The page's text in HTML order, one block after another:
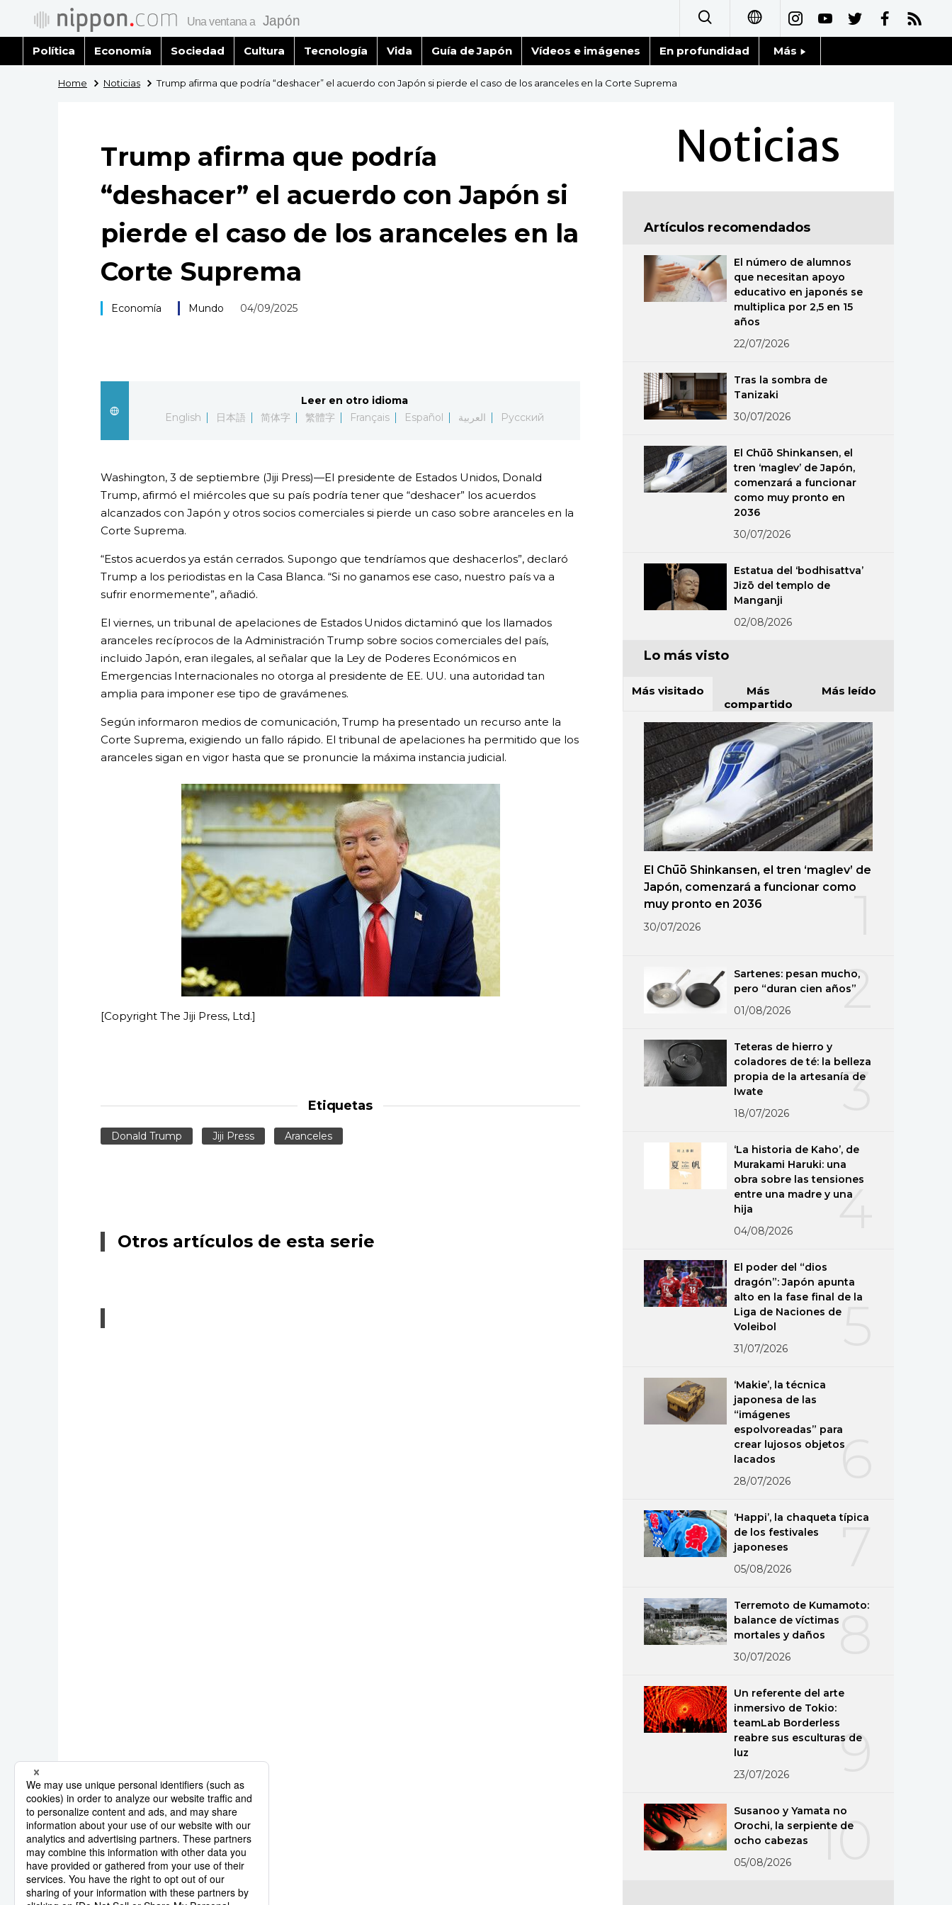
日本語
简体字
繁體字
العربية
Русский
Política Economía Sociedad Cultura Tecnología Vida Guía de Japón Vídeos e imágenes En profundidad Más
Fragmentos de Japón
Gente
Blog
Tokio
Avisos
Home Noticias Trump afirma que podría “deshacer” el acuerdo con Japón si pierde el caso de los aranceles en la Corte Suprema
Trump afirma que podría
“deshacer” el acuerdo con Japón si
pierde el caso de los aranceles en la
Corte Suprema
Economía Mundo 04/09/2025
Leer en otro idioma
English
日本語 简体字 繁體字 Français Español العربية Русский
Washington, 3 de septiembre (Jiji Press)—El presidente de Estados Unidos, Donald
Trump, afirmó el miércoles que su país podría tener que “deshacer” los acuerdos
alcanzados con Japón y otros socios comerciales si pierde un caso sobre aranceles en la
Corte Suprema.
“Estos acuerdos ya están cerrados. Supongo que tendríamos que deshacerlos”, declaró
Trump a los periodistas en la Casa Blanca. “Si no ganamos ese caso, nuestro país va a
sufrir enormemente”, añadió.
El viernes, un tribunal de apelaciones de Estados Unidos dictaminó que los llamados
aranceles recíprocos de la Administración Trump sobre socios comerciales del país,
incluido Japón, eran ilegales, al señalar que la Ley de Poderes Económicos en
Emergencias Internacionales no otorga al presidente de EE. UU. una autoridad tan
amplia para imponer ese tipo de gravámenes.
Según informaron medios de comunicación, Trump ha presentado un recurso ante la
Corte Suprema, exigiendo un fallo rápido. El tribunal de apelaciones ha permitido que los
aranceles sigan en vigor hasta que se pronuncie la máxima instancia judicial.
[Copyright The Jiji Press, Ltd.]
Etiquetas
Donald Trump Jiji Press Aranceles
Otros artículos de esta serie
Noticias
Artículos recomendados
El número de alumnos
que necesitan apoyo
educativo en japonés se
multiplica por 2,5 en 15
años
22/07/2026
Tras la sombra de
Tanizaki
30/07/2026
El Chūō Shinkansen, el
tren ‘maglev’ de Japón,
comenzará a funcionar
como muy pronto en
2036
30/07/2026
Estatua del ‘bodhisattva’
Jizō del templo de
Manganji
02/08/2026
Lo más visto
Más visitado
Más
compartido
Más leído
El Chūō Shinkansen, el tren ‘maglev’ de
Japón, comenzará a funcionar como
muy pronto en 2036
30/07/2026
2
Sartenes: pesan mucho,
pero “duran cien años”
01/08/2026
3
Teteras de hierro y
coladores de té: la belleza
propia de la artesanía de
Iwate
18/07/2026
4
‘La historia de Kaho’, de
Murakami Haruki: una
obra sobre las tensiones
entre una madre y una
hija
04/08/2026
El poder del “dios
dragón”: Japón apunta
alto en la fase final de la
Liga de Naciones de
Voleibol
31/07/2026
6
‘Makie’, la técnica
japonesa de las
“imágenes
espolvoreadas” para
crear lujosos objetos
lacados
28/07/2026
7
‘Happi’, la chaqueta típica
de los festivales
japoneses
05/08/2026
8
Terremoto de Kumamoto:
balance de víctimas
mortales y daños
30/07/2026
9
Un referente del arte
inmersivo de Tokio:
teamLab Borderless
reabre sus esculturas de
luz
23/07/2026
10
Susanoo y Yamata no
Orochi, la serpiente de
ocho cabezas
05/08/2026